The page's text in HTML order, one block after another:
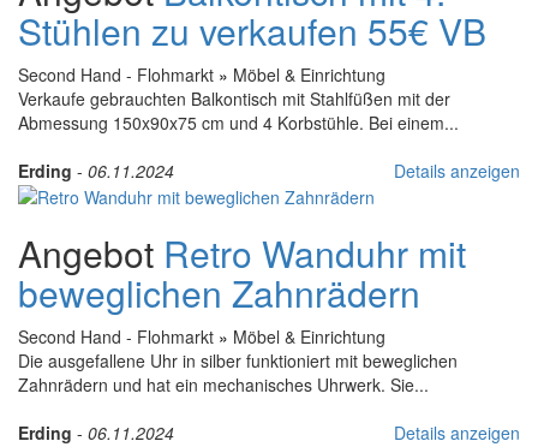
Stühlen zu verkaufen 55€ VB
Second Hand - Flohmarkt » Möbel & Einrichtung
Verkaufe gebrauchten Balkontisch mit Stahlfüßen mit der
Abmessung 150x90x75 cm und 4 Korbstühle. Bei einem...
Erding - 06.11.2024 Details anzeigen
Angebot Retro Wanduhr mit
beweglichen Zahnrädern
Second Hand - Flohmarkt » Möbel & Einrichtung
Die ausgefallene Uhr in silber funktioniert mit beweglichen
Zahnrädern und hat ein mechanisches Uhrwerk. Sie...
Erding - 06.11.2024 Details anzeigen